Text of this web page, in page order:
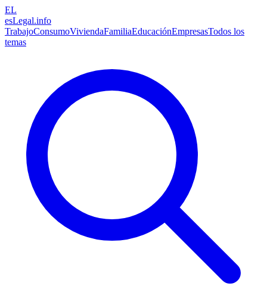
EL
esLegal.info
TrabajoConsumoViviendaFamiliaEducaciónEmpresasTodos los
temas